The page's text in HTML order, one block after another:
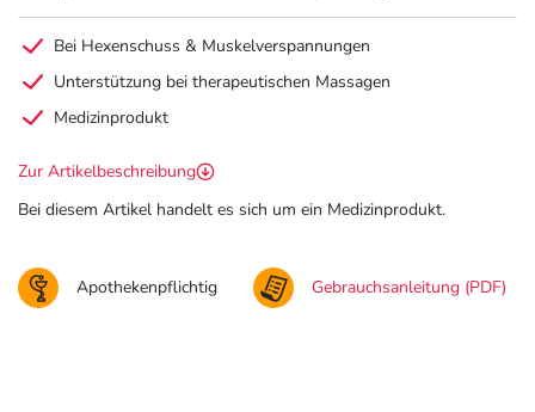
Bei Hexenschuss & Muskelverspannungen
Unterstützung bei therapeutischen Massagen
Medizinprodukt
Zur Artikelbeschreibung
Bei diesem Artikel handelt es sich um ein Medizinprodukt.
Apothekenpflichtig Gebrauchsanleitung (PDF)